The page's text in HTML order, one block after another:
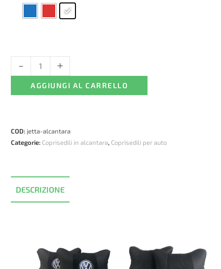
Coprisedili
VW
ecopelle
quantità
- +
AGGIUNGI AL CARRELLO
COD: jetta-alcantara
Categorie: Coprisedili in alcantara, Coprisedili per auto
DESCRIZIONE